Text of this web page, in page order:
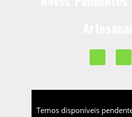
Temos disponíveis